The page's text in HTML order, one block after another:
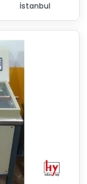
İstanbul